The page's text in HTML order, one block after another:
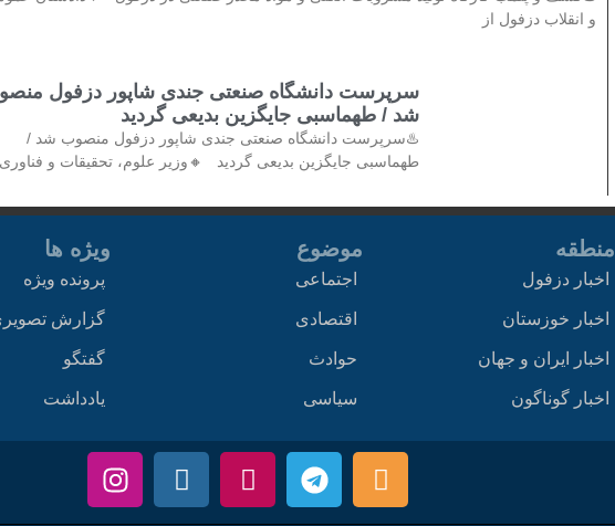
و انقلاب دزفول از
سرپرست دانشگاه صنعتی جندی شاپور دزفول
شد / طهماسبی جایگزین بدیعی گردید
♨️سرپرست دانشگاه صنعتی جندی شاپور دزفول منصوب شد /
طهماسبی جایگزین بدیعی گردید 🔸وزیر علوم، تحقیقات و فناوری
منطقه
اخبار دزفول
اخبار خوزستان
اخبار ایران و جهان
اخبار گوناگون
موضوع
اجتماعی
اقتصادی
حوادث
سیاسی
ویژه ها
پرونده ویژه
گزارش
گفتگو
یادداشت